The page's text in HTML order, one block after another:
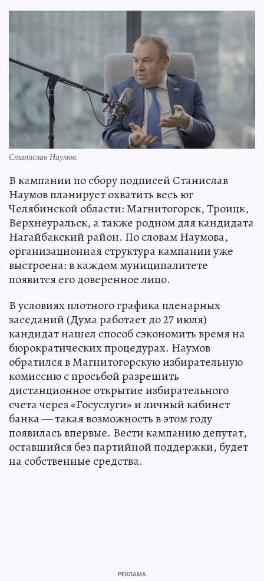
Станислав Наумов.
В кампании по сбору подписей Станислав
Наумов планирует охватить весь юг
Челябинской области: Магнитогорск, Троицк,
Верхнеуральск, а также родном для кандидата
Нагайбакский район. По словам Наумова,
организационная структура кампании уже
выстроена: в каждом муниципалитете
появится его доверенное лицо.
В условиях плотного графика пленарных
заседаний (Дума работает до 27 июля)
кандидат нашел способ сэкономить время на
бюрократических процедурах. Наумов
обратился в Магнитогорскую избирательную
комиссию с просьбой разрешить
дистанционное открытие избирательного
счета через «Госуслуги» и личный кабинет
банка — такая возможность в этом году
появилась впервые. Вести кампанию депутат,
оставшийся без партийной поддержки, будет
на собственные средства.